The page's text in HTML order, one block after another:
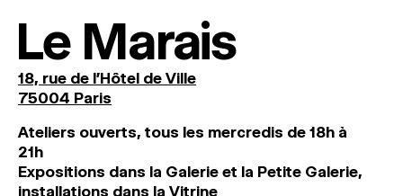
Le Marais
18, rue de l'Hôtel de Ville
75004 Paris
Ateliers ouverts, tous les mercredis de 18h à
21h
Expositions dans la Galerie et la Petite Galerie,
installations dans la Vitrine